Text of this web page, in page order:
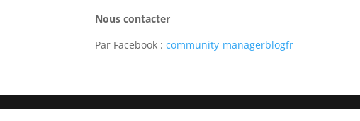
Nous contacter
Par Facebook :community-managerblogfr